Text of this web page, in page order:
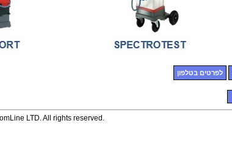
לפרטים בטלפון
LTD. All rights reserved.